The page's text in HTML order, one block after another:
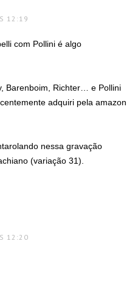
12:19
com Pollini é algo
Barenboim, Richter… e Pollini
adquiri pela amazon
nessa gravação
(variação 31).
12:20